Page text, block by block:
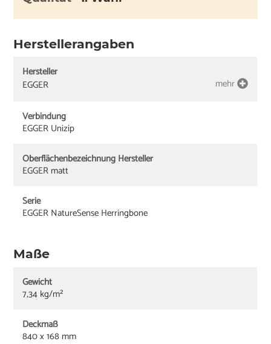
Herstellerangaben
Hersteller
EGGER
mehr
Verbindung
EGGER Unizip
Oberflächenbezeichnung Hersteller
EGGER matt
Serie
EGGER NatureSense Herringbone
Maße
Gewicht
7,34 kg/m²
Deckmaß
840 x 168 mm